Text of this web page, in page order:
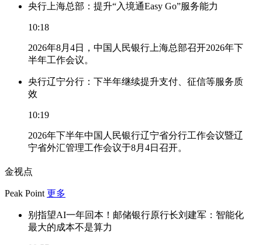
央行上海总部：提升“入境通Easy Go”服务能力
10:18
2026年8月4日，中国人民银行上海总部召开2026年下
半年工作会议。
央行辽宁分行：下半年继续提升支付、征信等服务质
效
10:19
2026年下半年中国人民银行辽宁省分行工作会议暨辽
宁省外汇管理工作会议于8月4日召开。
金视点
Peak Point 更多
别指望AI一年回本！邮储银行原行长刘建军：智能化
最大的成本不是算力